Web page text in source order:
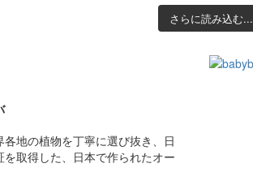
さらに読み込む...
地の植物を丁寧に選び抜き、日
取得した、日本で作られたオー